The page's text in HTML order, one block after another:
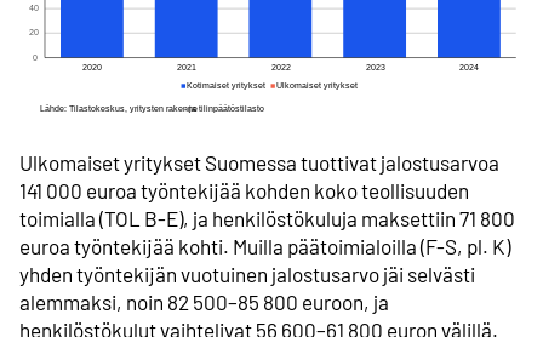
Ulkomaiset yritykset Suomessa tuottivat jalostusarvoa
141 000 euroa työntekijää kohden koko teollisuuden
toimialla (TOL B-E), ja henkilöstökuluja maksettiin 71 800
euroa työntekijää kohti. Muilla päätoimialoilla (F-S, pl. K)
yhden työntekijän vuotuinen jalostusarvo jäi selvästi
alemmaksi, noin 82 500–85 800 euroon, ja
henkilöstökulut vaihtelivat 56 600–61 800 euron välillä.